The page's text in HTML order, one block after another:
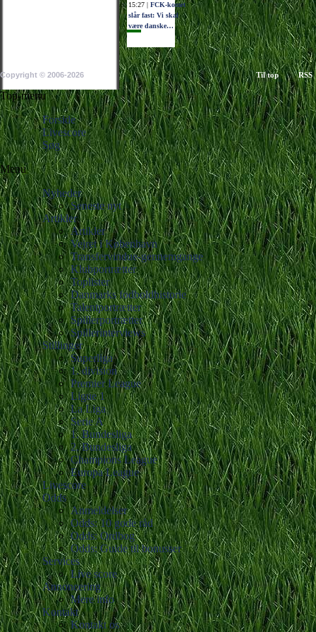
15:27 | FCK-komet
slår fast: Vi skal
være danske…
Copyright © 2006-2026 Til top RSS
Top-menu
Forside
Livescore
Søg
Menu
Nyheder
Seneste nyt
Artikler
Artikler
Vejret i København
Transfervindue-gennemgange
Klubportrætter
Toplister
Danmarks fodboldhistorie
Talentportrætter
Spillerportrætter
Spillerinterviews
Stillinger
Superliga
1. division
Premier League
Ligue 1
La Liga
Serie A
1. Bundesliga
2. Bundesliga
Champions League
Europa League
Livescore
Odds
Anmeldelser
Odds: 10 gode råd
Odds: Ordbog
Odds: Guide til bonusser
Services
Live score
Annoncering
Mere info
Kontakt
Kontakt os